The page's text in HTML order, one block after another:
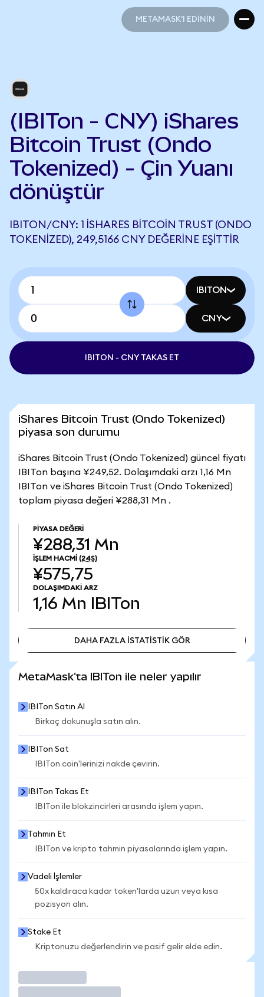
METAMASK'I EDİNİN
(IBITon - CNY) iShares
Bitcoin Trust (Ondo
Tokenized) - Çin Yuanı
dönüştür
IBITON/CNY: 1 ISHARES BITCOIN TRUST (ONDO
TOKENIZED), 249,5166 CNY DEĞERINE EŞITTIR
IBITON
CNY
IBITON - CNY TAKAS ET
iShares Bitcoin Trust (Ondo Tokenized)
piyasa son durumu
iShares Bitcoin Trust (Ondo Tokenized) güncel fiyatı
IBITon başına ¥249,52. Dolaşımdaki arzı 1,16 Mn
IBITon ve iShares Bitcoin Trust (Ondo Tokenized)
toplam piyasa değeri ¥288,31 Mn .
PIYASA DEĞERI
¥288,31 Mn
İŞLEM HACMI (24S)
¥575,75
DOLAŞIMDAKI ARZ
1,16 Mn IBITon
DAHA FAZLA İSTATİSTİK GÖR
MetaMask'ta IBITon ile neler yapılır
IBITon Satın Al
Birkaç dokunuşla satın alın.
IBITon Sat
IBITon coin'lerinizi nakde çevirin.
IBITon Takas Et
IBITon ile blokzincirleri arasında işlem yapın.
Tahmin Et
IBITon ve kripto tahmin piyasalarında işlem yapın.
Vadeli İşlemler
50x kaldıraca kadar token'larda uzun veya kısa
pozisyon alın.
Stake Et
Kriptonuzu değerlendirin ve pasif gelir elde edin.